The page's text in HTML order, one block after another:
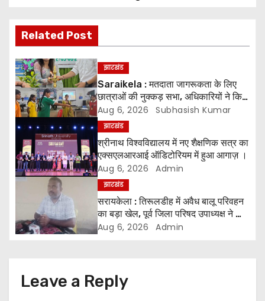
t
n
a
v
g
t
n
Related Post
झारखंड
Saraikela : मतदाता जागरूकता के लिए
छात्राओं की नुक्कड़ सभा, अधिकारियों ने किया
सम्मानित*
Aug 6, 2026 Subhasish Kumar
झारखंड
श्रीनाथ विश्वविद्यालय में नए शैक्षणिक सत्र का
एक्सएलआरआई ऑडिटोरियम में हुआ आगाज़ ।
Aug 6, 2026 Admin
झारखंड
सरायकेला : तिरूलडीह में अवैध बालू परिवहन
का बड़ा खेल, पूर्व जिला परिषद उपाध्यक्ष ने की
जांच की मांग ।
Aug 6, 2026 Admin
Leave a Reply